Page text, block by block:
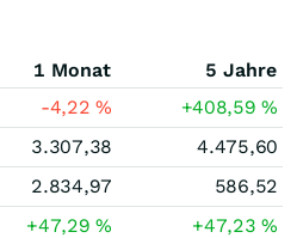
1 Monat
5 Jahre
-4,22% +408,59%
3.307,38
4.475,60
2.834,97
586,52
+47,29% +47,23%